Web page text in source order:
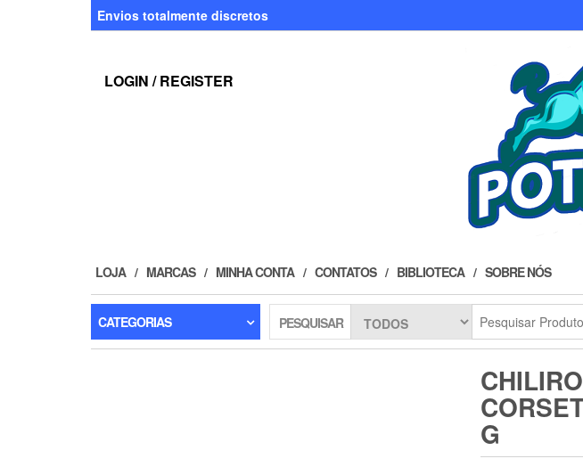
Envios totalmente discretos
LOGIN / REGISTER
LOJA MARCAS MINHA CONTA CONTATOS BIBLIOTECA SOBRE NÓS
CATEGORIAS PESQUISAR
G